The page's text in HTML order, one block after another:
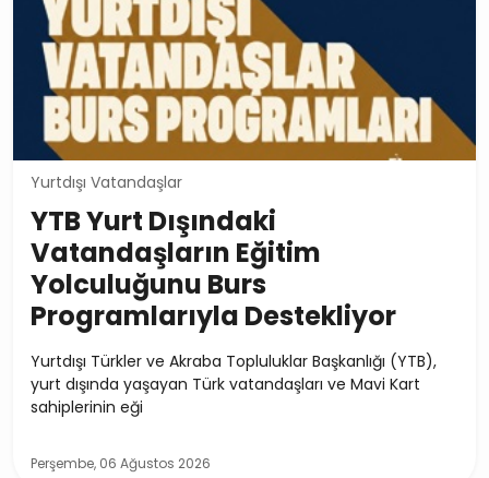
Yurtdışı Vatandaşlar
YTB Yurt Dışındaki
Vatandaşların Eğitim
Yolculuğunu Burs
Programlarıyla Destekliyor
Yurtdışı Türkler ve Akraba Topluluklar Başkanlığı (YTB),
yurt dışında yaşayan Türk vatandaşları ve Mavi Kart
sahiplerinin eği
Perşembe, 06 Ağustos 2026